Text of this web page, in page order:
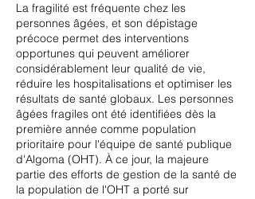
La fragilité est fréquente chez les
personnes âgées, et son dépistage
précoce permet des interventions
opportunes qui peuvent améliorer
considérablement leur qualité de vie,
réduire les hospitalisations et optimiser les
résultats de santé globaux. Les personnes
âgées fragiles ont été identifiées dès la
première année comme population
prioritaire pour l'équipe de santé publique
d'Algoma (OHT). À ce jour, la majeure
partie des efforts de gestion de la santé de
la population de l'OHT a porté sur